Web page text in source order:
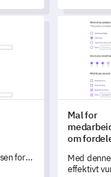
selskapskultur
for
Mal for
Mal for
om
Med
effektivt